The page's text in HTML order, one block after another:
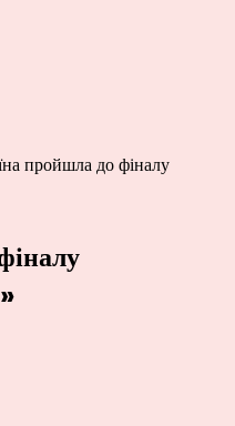
пройшла до фіналу